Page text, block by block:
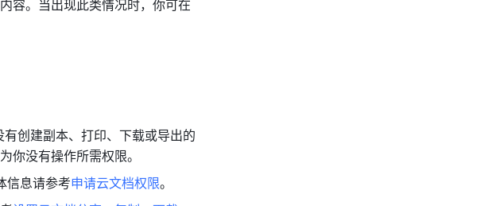
容。当出现此类情况时，你可在
有创建副本、打印、下载或导出的
你没有操作所需权限。
信息请参考申请云文档权限。